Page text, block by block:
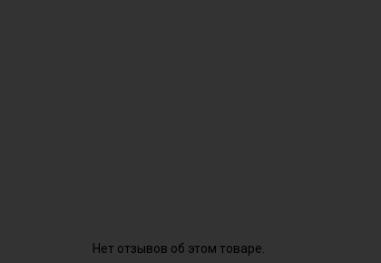
Нет отзывов об этом товаре.